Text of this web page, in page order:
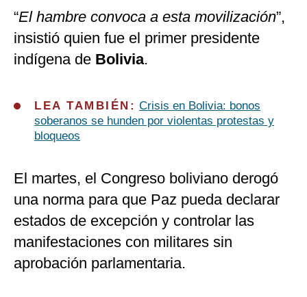
“El hambre convoca a esta movilización”,
insistió quien fue el primer presidente
indígena de Bolivia.
LEA TAMBIÉN: Crisis en Bolivia: bonos
soberanos se hunden por violentas protestas y
bloqueos
El martes, el Congreso boliviano derogó
una norma para que Paz pueda declarar
estados de excepción y controlar las
manifestaciones con militares sin
aprobación parlamentaria.